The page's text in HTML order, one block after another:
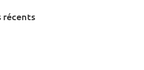
récents